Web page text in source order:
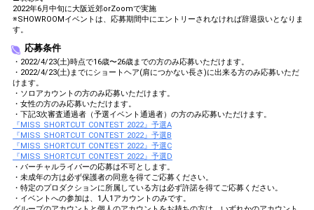
2022年6月中旬に大阪近郊orZoomで実施
※SHOWROOMイベントは、応募期間中にエントリーされなければ辞退扱いとなりま
す。
応募条件
・2022/4/23(土)時点で16歳〜26歳までの方のみ応募いただけます。
・2022/4/23(土)までにショートヘア(肩につかない長さ)に出来る方のみ応募いただ
けます。
・ソロアカウントの方のみ応募いただけます。
・女性の方のみ応募いただけます。
・下記3次審査通過者（予選イベント通過者）の方のみ応募いただけます。
『MISS SHORTCUT CONTEST 2022』予選A
『MISS SHORTCUT CONTEST 2022』予選B
『MISS SHORTCUT CONTEST 2022』予選C
『MISS SHORTCUT CONTEST 2022』予選D
・バーチャルライバーの応募は不可とします。
・未成年の方は必ず保護者の同意を得てご応募ください。
・特定のプロダクションに所属している方は必ず許諾を得てご応募ください。
・イベントへの参加は、1人1アカウントのみです。